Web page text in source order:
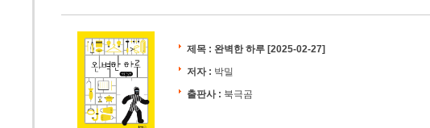
제목 : 완벽한 하루[2025-02-27]
저자 : 박밀
출판사 : 북극곰